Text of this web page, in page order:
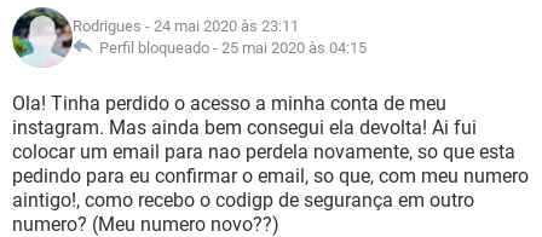
GUIA DE COMPRAS
INSTAGRAM GMAIL
GUIA DE COMPRAS
CELULAR
OUTLOOK EXCEL
INSTAGRAM GMAIL
GUIA DE COMPRAS
JOGOS WHATSAPP
CELULAR
OUTLOOK EXCEL
INSTAGRAM GMAIL
GUIA DE COMPRAS
GLOSSÁRIO
JOGOS WHATSAPP
CELULAR FACEBOOK
OUTLOOK EXCEL
INSTAGRAM GMAIL
Rodrigues - 24 mai 2020 às 23:11
Perfil bloqueado - 25 mai 2020 às 04:15
Ola! Tinha perdido o acesso a minha conta de meu
instagram. Mas ainda bem consegui ela devolta! Ai fui
colocar um email para nao perdela novamente, so que esta
pedindo para eu confirmar o email, so que, com meu numero
aintigo!, como recebo o codigp de segurança em outro
numero? (Meu numero novo??)